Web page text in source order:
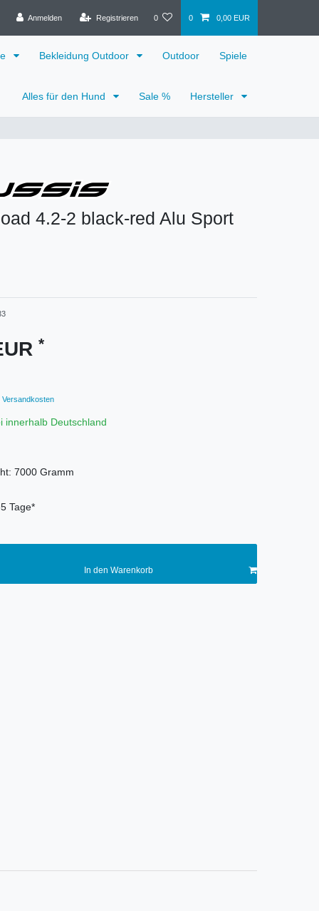
Anmelden Registrieren 0 0 0,00 EUR
Bekleidung Outdoor Outdoor Spiele
Alles für den Hund Sale % Hersteller
4.2-2 black-red Alu Sport
*
Versandkosten
innerhalb Deutschland
7000 Gramm
Tage*
In den Warenkorb